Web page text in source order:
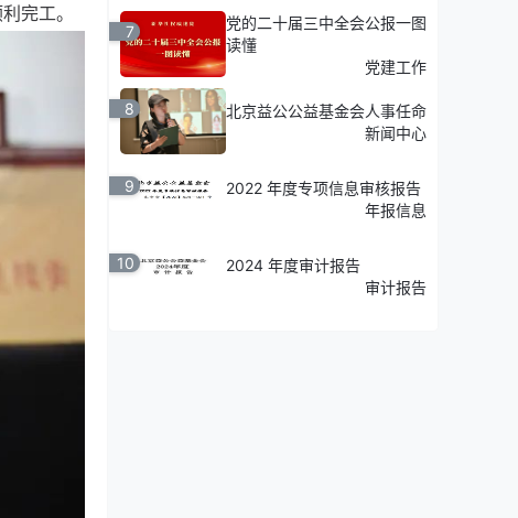
完工。
7
党的二十届三中全会公报一图
读懂
党建工作
8
北京益公公益基金会人事任命
新闻中心
9
2022 年度专项信息审核报告
年报信息
10
2024 年度审计报告
审计报告